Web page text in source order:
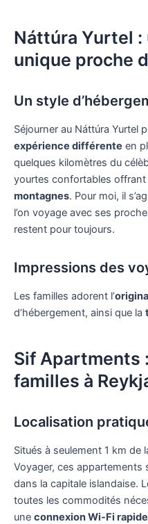
Náttúra Yurtel :
unique proche
Un style
Séjourner au Náttúra Yurtel
expérience différente en
quelques kilomètres du
yourtes confortables offrant
montagnes. Pour moi, il
l’on voyage avec ses
restent pour toujours.
Impressions des
Les familles adorent l’
d’hébergement, ainsi que la
Sif Apartments
familles à
Localisation
Situés à seulement 1 km de
Voyager, ces
dans la capitale islandaise.
toutes les commodités
une connexion Wi-Fi rapide